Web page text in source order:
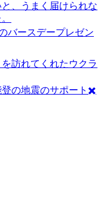
、うまく届けられな
バースデープレゼン
訪れてくれたウクラ
の地震のサポート✖️